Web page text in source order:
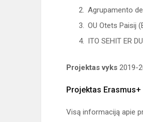
Agrupamento
OU Otets Paisij
ITO SEHIT ER
Projektas vyks 2019-
Projektas
Visą informaciją apie